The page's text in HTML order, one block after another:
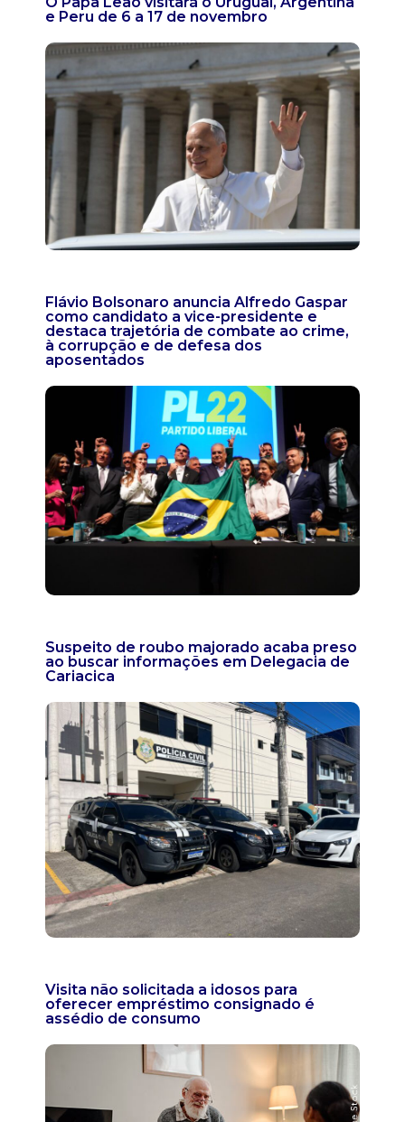
e Peru de 6 a 17 de novembro
Flávio Bolsonaro anuncia Alfredo Gaspar
como candidato a vice-presidente e
destaca trajetória de combate ao crime,
à corrupção e de defesa dos
aposentados
Suspeito de roubo majorado acaba preso
ao buscar informações em Delegacia de
Cariacica
Visita não solicitada a idosos para
oferecer empréstimo consignado é
assédio de consumo